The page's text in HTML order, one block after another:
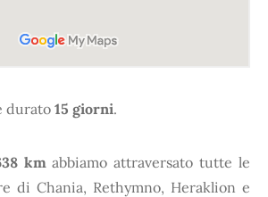
durato 15 giorni.
kmabbiamo attraversato tutte le
di Chania, Rethymno, Heraklion e